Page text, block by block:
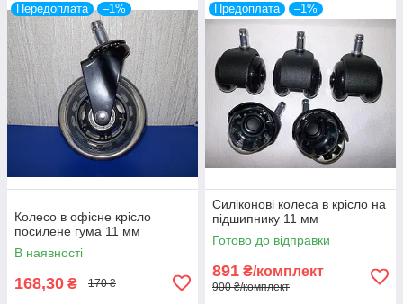
Передоплата –1%
Колесо в офісне крісло
посилене гума 11 мм
В наявності
168,30 ₴ 170 ₴
Предоплата –1%
Силіконові колеса в крісло на
підшипнику 11 мм
Готово до відправки
891 ₴/комплект
900 ₴/комплект